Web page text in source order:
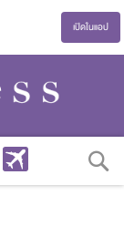
เปิดในแอป